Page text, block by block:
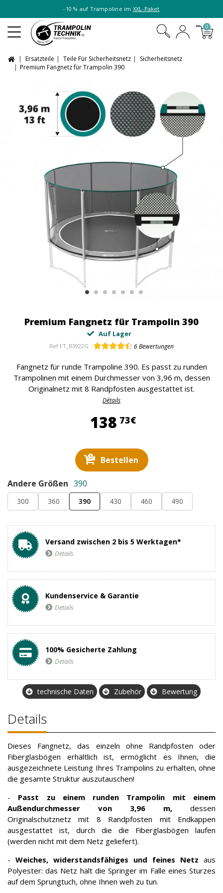
-10 % auf Trampoline im XXL-Paket
0
Ersatzteile Teile Für Sicherheitsnetz
Sicherheitsnetz
Premium Fangnetz für Trampolin 390
Premium Fangnetz für Trampolin 390
Auf Lager
Ref FT_B3922G 6Bewertungen
Fangnetz für runde Trampoline 390. Es passt zu runden
Trampolinen mit einem Durchmesser von 3,96 m, dessen
Originalnetz mit 8 Randpfosten ausgestattet ist.
Détails
138 73€138,73 €
Bestellen
Andere Größen 390
300 360 390 430 460 490
Versand zwischen 2 bis 5 Werktagen*
Details
Kundenservice & Garantie
Details
100% Gesicherte Zahlung
Details
technische Daten Zubehör Bewertung
Details
Dieses Fangnetz, das einzeln ohne Randpfosten oder
Fiberglasbögen erhältlich ist, ermöglicht es Ihnen, die
ausgezeichnete Leistung Ihres Trampolins zu erhalten, ohne
die gesamte Struktur auszutauschen!
- Passt zu einem runden Trampolin mit einem
Außendurchmesser von 3,96 m, dessen
Originalschutznetz mit 8 Randpfosten mit Endkappen
ausgestattet ist, durch die die Fiberglasbögen laufen
(werden nicht mit dem Netz geliefert).
- Weiches, widerstandsfähiges und feines Netz aus
Polyester: das Netz hält die Springer im Falle eines Sturzes
auf dem Sprungtuch, ohne Ihnen weh zu tun.